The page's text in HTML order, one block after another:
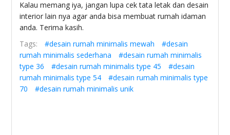
Kalau memang iya, jangan lupa cek tata letak dan desain
interior lain nya agar anda bisa membuat rumah idaman
anda. Terima kasih.
Tags:
#desain rumah minimalis mewah
#desain
rumah minimalis sederhana
#desain rumah minimalis
type 36
#desain rumah minimalis type 45
#desain
rumah minimalis type 54
#desain rumah minimalis type
70
#desain rumah minimalis unik